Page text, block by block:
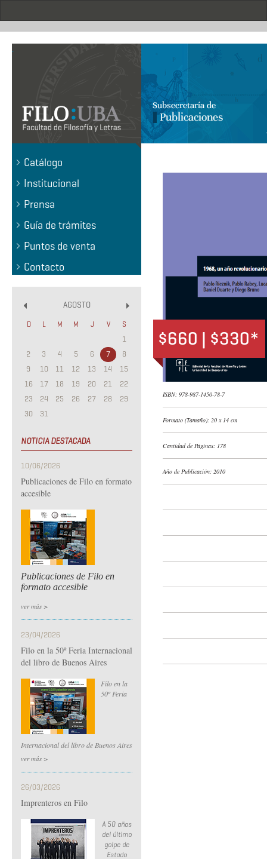
.
Catálogo
Institucional
Prensa
Guía de trámites
Puntos de venta
Contacto
AGOSTO
D L M M J V S
1
2
3 4 5 6 7
8
9
10 11 12 13 14
15
16
17 18 19 20 21
22
23
24 25 26 27 28
29
30
31
NOTICIA DESTACADA
10/06/2026
Publicaciones de Filo en formato
accesible
Publicaciones de Filo en
formato accesible
ver más >
23/04/2026
Filo en la 50º Feria Internacional
del libro de Buenos Aires
Filo en la
50º Feria
Internacional del libro de Buenos Aires
ver más >
26/03/2026
Imprenteros en Filo
A 50 años
del último
golpe de
Estado
$660 | $330*
ISBN: 978-987-1450-78-7
Formato (Tamaño): 20 x 14 cm
Cantidad de Páginas: 178
Año de Publicación: 2010